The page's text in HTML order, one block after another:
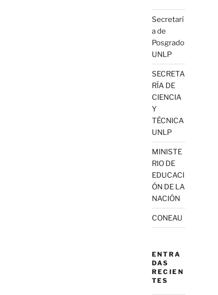
Secretarí
a de
Posgrado
UNLP
SECRETA
RÍA DE
CIENCIA
Y
TÉCNICA
UNLP
MINISTE
RIO DE
EDUCACI
ÓN DE LA
NACIÓN
CONEAU
ENTRA
DAS
RECIEN
TES